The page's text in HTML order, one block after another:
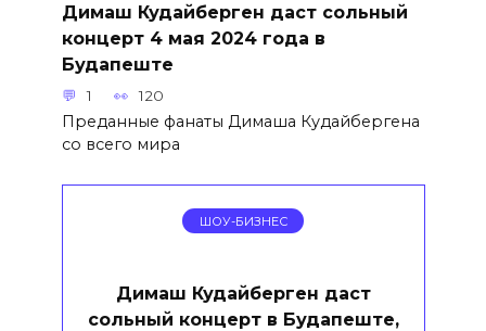
Димаш Кудайберген даст сольный
концерт 4 мая 2024 года в
Будапеште
1 120
Преданные фанаты Димаша Кудайбергена
со всего мира
ШОУ-БИЗНЕС
Димаш Кудайберген даст
сольный концерт в Будапеште,